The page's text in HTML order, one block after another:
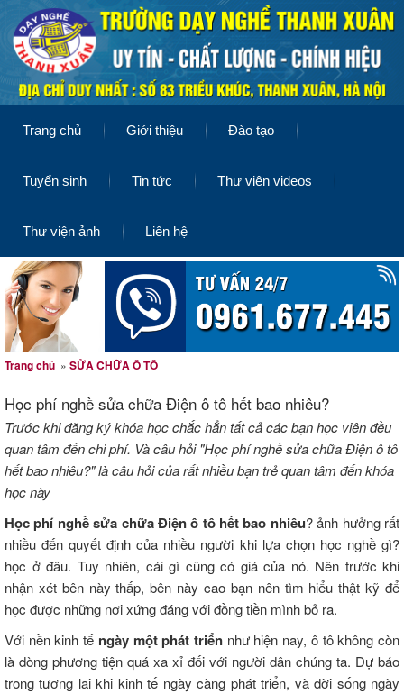
Trang chủ Giới thiệu Đào tạo
Tuyển sinh Tin tức Thư viện videos
Thư viện ảnh Liên hệ
Trang chủ » SỬA CHỮA Ô TÔ
Học phí nghề sửa chữa Điện ô tô hết bao nhiêu?
Trước khi đăng ký khóa học chắc hẳn tất cả các bạn học viên đều
quan tâm đến chi phí. Và câu hỏi "Học phí nghề sửa chữa Điện ô tô
hết bao nhiêu?" là câu hỏi của rất nhiều bạn trẻ quan tâm đến khóa
học này
Học phí nghề sửa chữa Điện ô tô hết bao nhiêu? ảnh hưởng rất
nhiều đến quyết định của nhiều người khi lựa chọn học nghề gì?
học ở đâu. Tuy nhiên, cái gì cũng có giá của nó. Nên trước khi
nhận xét bên này thấp, bên này cao bạn nên tìm hiểu thật kỹ để
học được những nơi xứng đáng với đồng tiền mình bỏ ra.
Với nền kinh tế ngày một phát triển như hiện nay, ô tô không còn
là dòng phương tiện quá xa xỉ đối với người dân chúng ta. Dự báo
trong tương lai khi kinh tế ngày càng phát triển, và đời sống ngày